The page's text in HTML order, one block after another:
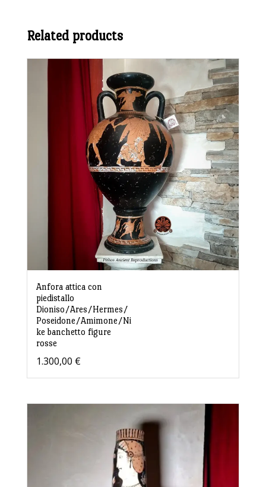
Related products
Anfora attica con
piedistallo
Dioniso/Ares/Hermes/
Poseidone/Amimone/Ni
ke banchetto figure
rosse
1.300,00 €